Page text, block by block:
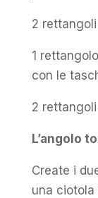
2
1
con le
2
L’angolo
Create i
una